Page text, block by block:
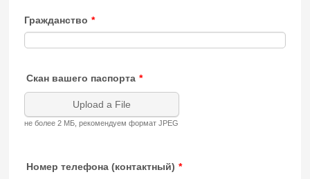
Гражданство *
Скан вашего паспорта *
Upload a File
не более 2 МБ, рекомендуем формат JPEG
Номер телефона (контактный) *